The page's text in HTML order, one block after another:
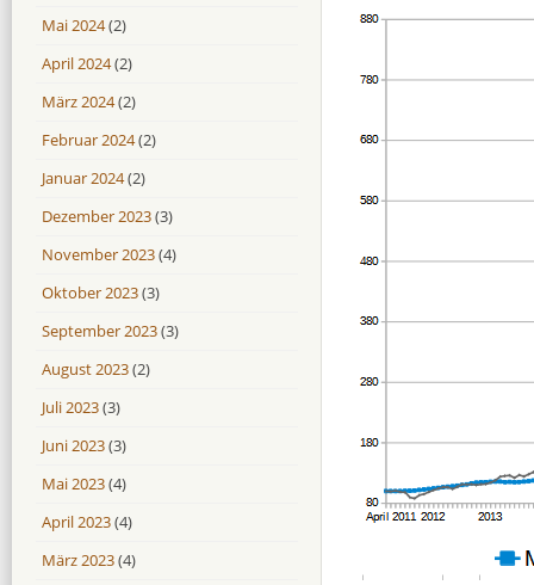
Mai 2024(2)
April 2024(2)
März 2024(2)
Februar 2024(2)
Januar 2024(2)
Dezember 2023(3)
November 2023(4)
Oktober 2023(3)
September 2023(3)
August 2023(2)
Juli 2023(3)
Juni 2023(3)
Mai 2023(4)
April 2023(4)
März 2023(4)